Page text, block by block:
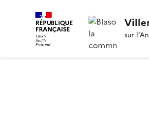
RÉPUBLIQUE
FRANÇAISE
sur